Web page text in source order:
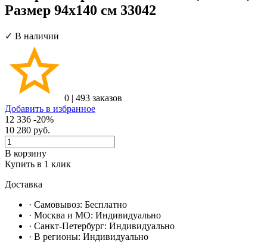
Размер 94х140 см 33042
✓ В наличии
0 | 493 заказов
Добавить в избранное
12 336 -20%
10 280 руб.
В корзину
Купить в 1 клик
Доставка
· Самовывоз: Бесплатно
· Москвa и МО: Индивидуально
· Санкт-Петербург: Индивидуально
· В регионы: Индивидуально